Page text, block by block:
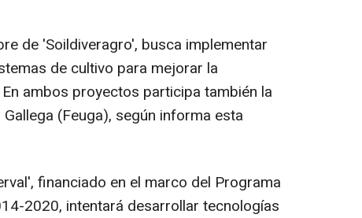
de 'Soildiveragro', busca implementar
de cultivo para mejorar la
ambos proyectos participa también la
(Feuga), según informa esta
financiado en el marco del Programa
2020, intentará desarrollar tecnologías